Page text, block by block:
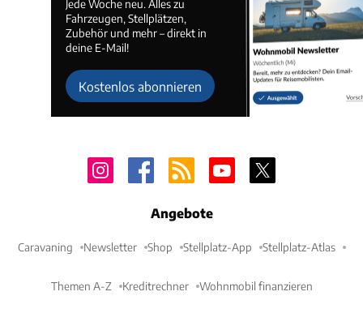
Jede Woche neu. Alles zu
Fahrzeugen, Stellplätzen,
Zubehör und mehr – direkt in
deine E-Mail!
Kostenlos abonnieren
Angebote
Caravaning Newsletter Shop Stellplatz-App Stellplatz-Atlas
Themen A-Z Kreditrechner Wohnmobil finanzieren